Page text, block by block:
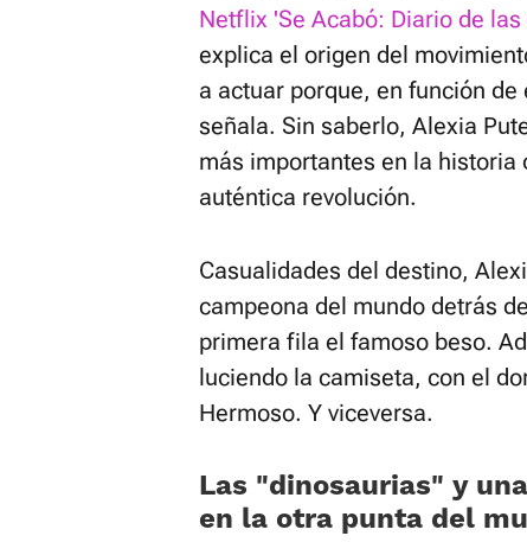
Netflix 'Se Acabó: Diario de
explica el origen del
a actuar porque, en función
señala. Sin saberlo, Alexia
más importantes en la historia
auténtica revolución.
Casualidades del destino,
campeona del mundo detrás
primera fila el famoso beso.
luciendo la camiseta, con el
Hermoso. Y viceversa.
Las «dinosaurias» y
en la otra punta del